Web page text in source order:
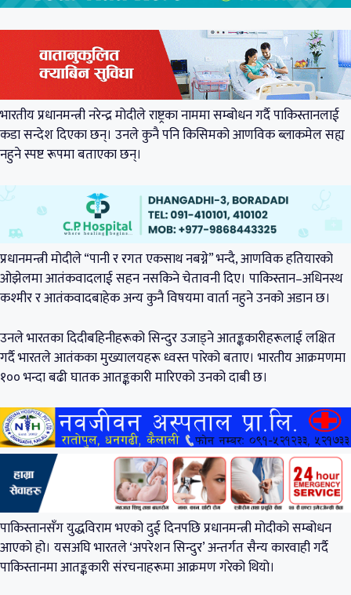
भारतीय प्रधानमन्त्री नरेन्द्र मोदीले राष्ट्रका नाममा सम्बोधन गर्दै पाकिस्तानलाई
कडा सन्देश दिएका छन्। उनले कुनै पनि किसिमको आणविक ब्लाकमेल सह्य
नहुने स्पष्ट रूपमा बताएका छन्।
प्रधानमन्त्री मोदीले “पानी र रगत एकसाथ नबग्ने” भन्दै, आणविक हतियारको
ओझेलमा आतंकवादलाई सहन नसकिने चेतावनी दिए। पाकिस्तान–अधिनस्थ
कश्मीर र आतंकवादबाहेक अन्य कुनै विषयमा वार्ता नहुने उनको अडान छ।
उनले भारतका दिदीबहिनीहरूको सिन्दुर उजाड्ने आतङ्ककारीहरूलाई लक्षित
गर्दै भारतले आतंकका मुख्यालयहरू ध्वस्त पारेको बताए। भारतीय आक्रमणमा
१०० भन्दा बढी घातक आतङ्ककारी मारिएको उनको दाबी छ।
पाकिस्तानसँग युद्धविराम भएको दुई दिनपछि प्रधानमन्त्री मोदीको सम्बोधन
आएको हो। यसअघि भारतले ‘अपरेशन सिन्दुर’ अन्तर्गत सैन्य कारवाही गर्दै
पाकिस्तानमा आतङ्ककारी संरचनाहरूमा आक्रमण गरेको थियो।